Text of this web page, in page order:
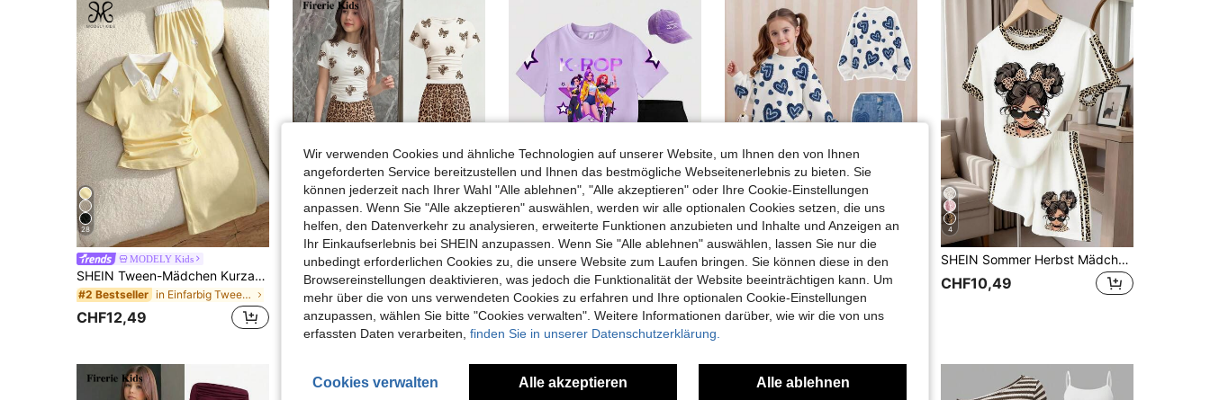
28
MODELY Kids
SHEIN Tween-Mädchen Kurzarm Einfaches T-Shirt und lockere lange Hose Set
#2 Bestseller in Einfarbig Tween Girls T-Shirt Co-ords
CHF12,49
16
Firerie Kids
Firerie Kids Firerie Kids Vintage Leoparden-Muster Schleifendesign, Retro Ballett-Sport-Stil, Tween-Mädchen minimalistische lässige taillierte gerüschte T-Shirt und weite Hose 2 Stücke Set, geeignet für lässigen Frühlings-/Sommer-Alltag, Straßen-Style
CHF11,99
Mädchen Tweens Gruppen-Muster Rundhals Kurzarm T-Shirt + K-POP Buchstaben Muster enge Shorts, Frühling/Sommer Neues Tween-Mädchen 2-teiliges Set
#1 Bestseller in Rundhals Tween Girls T-Shirt Co-ords
CHF6,99
NEW SHEIN Tween Mädchen Herbst/Winter Lässig Outfit, Marineblau & Hibiskusblau Kontrastfarbe Weiß & Blau Strick Langarm Top, glatter & knackiger Stoff, Rundhals Fleece Sweatshirt, kombiniert mit hoch taillierter ausgestellter langer Hose, 2-teiliges Set, Mädchen Lässig Kleidung
CHF14,99
4
SHEIN Sommer Herbst Mädchen Lässig Leopard Muster Kleines Mädchen Muster Alltagsstil Bequemes Lässiges Kurzarm T-Shirt Set, Geeignet für Mädchen zum Tragen Bequemer Sommer Herbst Stil
CHF10,49
Wir verwenden Cookies und ähnliche Technologien auf unserer Website, um Ihnen den von Ihnen
angeforderten Service bereitzustellen und Ihnen das bestmögliche Webseitenerlebnis zu bieten. Sie
können jederzeit nach Ihrer Wahl "Alle ablehnen", "Alle akzeptieren" oder Ihre Cookie-Einstellungen
anpassen. Wenn Sie "Alle akzeptieren" auswählen, werden wir alle optionalen Cookies setzen, die uns
helfen, den Datenverkehr zu analysieren, erweiterte Funktionen anzubieten und Inhalte und Anzeigen an
Ihr Einkaufserlebnis bei SHEIN anzupassen. Wenn Sie "Alle ablehnen" auswählen, lassen Sie nur die
unbedingt erforderlichen Cookies zu, die unsere Website zum Laufen bringen. Sie können diese in den
Browsereinstellungen deaktivieren, was jedoch die Funktionalität der Website beeinträchtigen kann. Um
mehr über die von uns verwendeten Cookies zu erfahren und Ihre optionalen Cookie-Einstellungen
anzupassen, wählen Sie bitte "Cookies verwalten". Weitere Informationen darüber, wie wir die von uns
erfassten Daten verarbeiten, finden Sie in unserer Datenschutzerklärung.
Cookies verwalten Alle akzeptieren Alle ablehnen